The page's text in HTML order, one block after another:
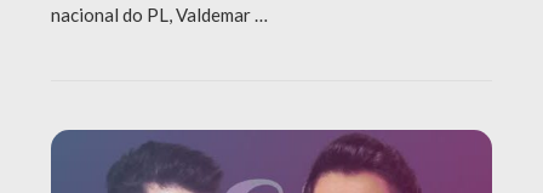
nacional do PL, Valdemar …